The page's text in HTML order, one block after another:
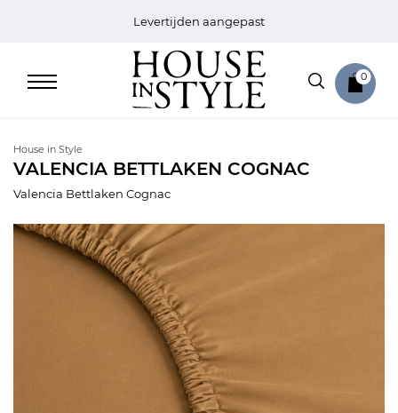
Levertijden aangepast
0
Bed
House in Style
VALENCIA BETTLAKEN COGNAC
Valencia Bettlaken Cognac